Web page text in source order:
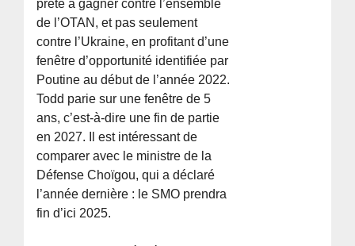
prête à gagner contre l’ensemble
de l’OTAN, et pas seulement
contre l’Ukraine, en profitant d’une
fenêtre d’opportunité identifiée par
Poutine au début de l’année 2022.
Todd parie sur une fenêtre de 5
ans, c’est-à-dire une fin de partie
en 2027. Il est intéressant de
comparer avec le ministre de la
Défense Choïgou, qui a déclaré
l’année dernière : le SMO prendra
fin d’ici 2025.